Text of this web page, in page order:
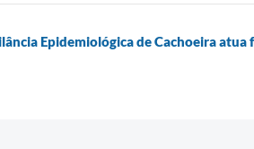
Epidemiológica de Cachoeira